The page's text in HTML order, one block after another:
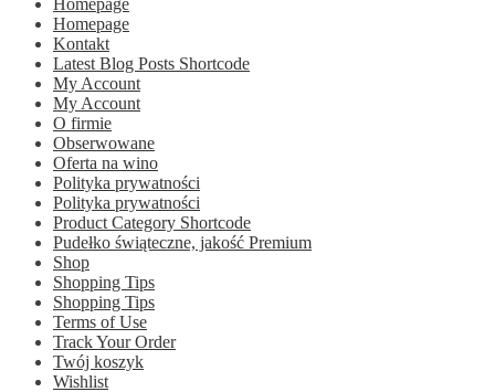
Homepage
Homepage
Kontakt
Latest Blog Posts Shortcode
My Account
My Account
O firmie
Obserwowane
Oferta na wino
Polityka prywatności
Polityka prywatności
Product Category Shortcode
Pudełko świąteczne, jakość Premium
Shop
Shopping Tips
Shopping Tips
Terms of Use
Track Your Order
Twój koszyk
Wishlist